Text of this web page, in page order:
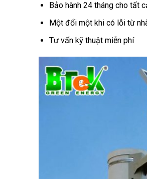
Bảo hành 24 tháng cho tất
Một đổi một khi có lỗi từ
Tư vấn kỹ thuật miễn phí